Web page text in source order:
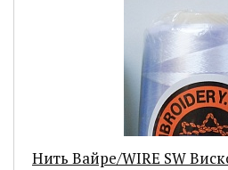
Нить Вайре/WIRE SW